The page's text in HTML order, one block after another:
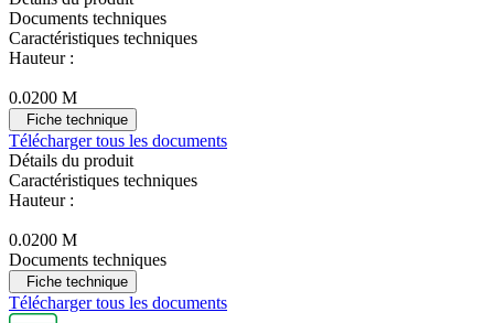
Documents techniques
Caractéristiques techniques
Hauteur :
0.0200 M
Fiche technique
Télécharger tous les documents
Détails du produit
Caractéristiques techniques
Hauteur :
0.0200 M
Documents techniques
Fiche technique
Télécharger tous les documents